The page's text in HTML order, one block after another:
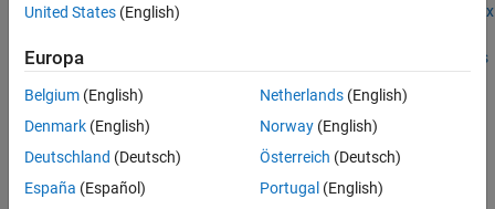
Mapping System Object Code to MATLAB System Block Dialog Box
Simulation with Device Driver Blocks
Sharing Device Driver Blocks
How useful was this information?
United States (English)
Europa
Belgium (English)
Denmark (English)
Deutschland (Deutsch)
España (Español)
Netherlands(English)
Norway(English)
Österreich (Deutsch)
Portugal (English)